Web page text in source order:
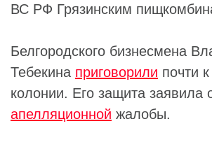
ВС РФ Грязинским
Белгородского бизнесмена
Тебекина приговорили почти
колонии. Его защита заявила
апелляционной жалобы.